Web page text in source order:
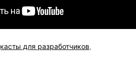
для разработчиков,